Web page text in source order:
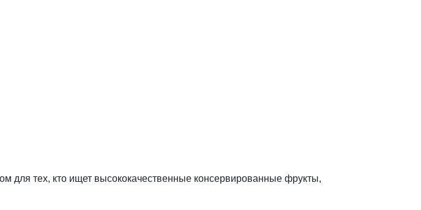
тех, кто ищет высококачественные консервированные фрукты,